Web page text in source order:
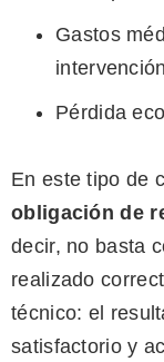
Gastos
Pérdida
En este tipo de
obligación de
decir, no basta
realizado
técnico: el
satisfactorio y